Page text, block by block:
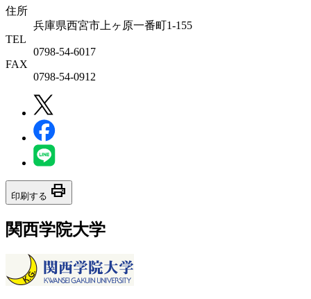
住所
兵庫県西宮市上ヶ原一番町1-155
TEL
0798-54-6017
FAX
0798-54-0912
印刷する print
関西学院大学